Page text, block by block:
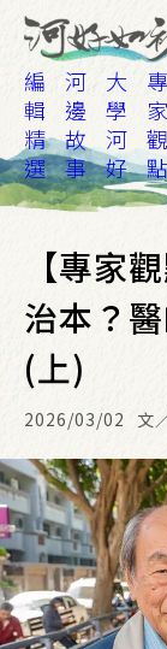
編
輯
精
選
河
邊
故
事
大
學
河
好
專
家
觀
【專家
治本？
(上)
2026/03/02 文